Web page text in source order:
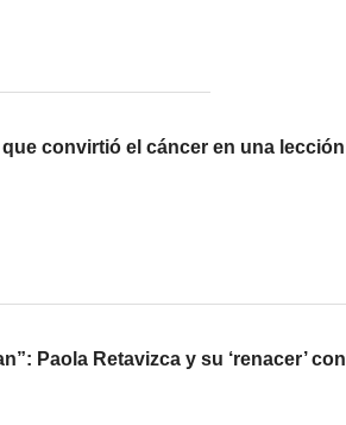
convirtió el cáncer en una lección
Paola Retavizca y su ‘renacer’ con